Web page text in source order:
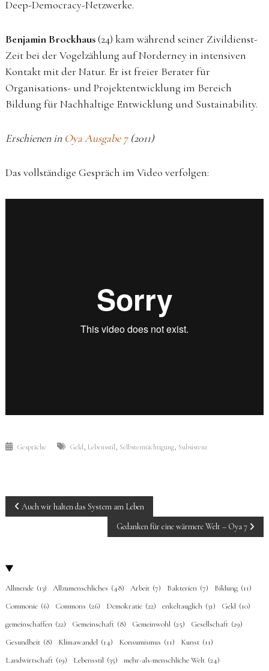
Deep-Democracy-Netzwerke.
Benjamin Brockhaus(24) kam während seiner Zivildienst-
Zeit bei der Vogelzählung auf Norderney in intensiven
Kontakt mit der Natur. Er ist freier Berater für
Organisations- und Projektentwicklung im Bereich
Bildung für Nachhaltige Entwicklung und Sustainability.
Erschienen in Oya Ausgabe 7(2011)
Das vollständige Gespräch im Video verfolgen:
Gespräche Geld, Lebensstil , Selbstermächtigung, Subsistenz
BEITRAGS-
Auch wir halten das System am Leben
Gedanken für eine wärmere Welt – Oya 7
Allmende (13) Allzumenschliches (48) Arbeit (7) Bakterien (7) Bildung (11)
Commonie (6) Commons (26) Demokratie (22) enkeltauglich (31) Geld (10)
gemeinschaffen (22) Gemeinschaft (8) Gemeinwohl (25) Gesellschaft (29)
Gesundheit (8) Klimawandel (14) Konsumismus (11) Kunst (11)
Landwirtschaft (19) Lebensstil (35) mehr-als-menschliche Welt (24)